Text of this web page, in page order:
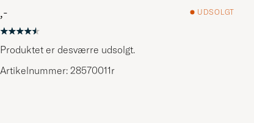
,-
UDSOLGT
Produktet er desværre udsolgt.
Artikelnummer: 28570011r